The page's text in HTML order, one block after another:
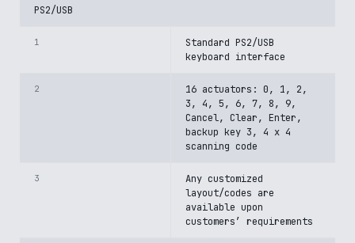
PS2/USB
1
Standard PS2/USB
keyboard interface
2
16 actuators: 0, 1, 2,
3, 4, 5, 6, 7, 8, 9,
Cancel, Clear, Enter,
backup key 3, 4 x 4
scanning code
3
Any customized
layout/codes are
available upon
customers’ requirements